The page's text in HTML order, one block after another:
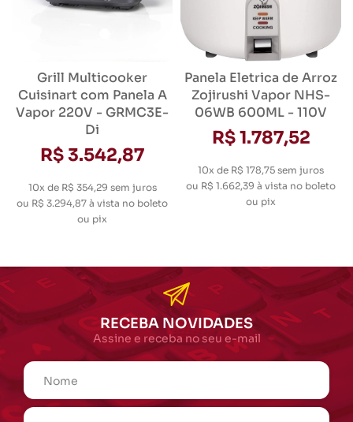
Grill Multicooker
Cuisinart com Panela A
Vapor 220V - GRMC3E-
Di
R$ 3.542,87
10x de R$ 354,29 sem juros
ou R$ 3.294,87 à vista no boleto
ou pix
Panela Eletrica de Arroz
Zojirushi Vapor NHS-
06WB 600ML - 110V
R$ 1.787,52
10x de R$ 178,75 sem juros
ou R$ 1.662,39 à vista no boleto
ou pix
RECEBA NOVIDADES
Assine e receba no seu e-mail